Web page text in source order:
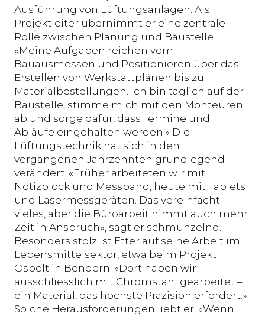
Ausführung von Lüftungsanlagen. Als
Projektleiter übernimmt er eine zentrale
Rolle zwischen Planung und Baustelle.
«Meine Aufgaben reichen vom
Bauausmessen und Positionieren über das
Erstellen von Werkstattplänen bis zu
Materialbestellungen. Ich bin täglich auf der
Baustelle, stimme mich mit den Monteuren
ab und sorge dafür, dass Termine und
Abläufe eingehalten werden.» Die
Lüftungstechnik hat sich in den
vergangenen Jahrzehnten grundlegend
verändert. «Früher arbeiteten wir mit
Notizblock und Messband, heute mit Tablets
und Lasermessgeräten. Das vereinfacht
vieles, aber die Büroarbeit nimmt auch mehr
Zeit in Anspruch», sagt er schmunzelnd.
Besonders stolz ist Etter auf seine Arbeit im
Lebensmittelsektor, etwa beim Projekt
Ospelt in Bendern. «Dort haben wir
ausschliesslich mit Chromstahl gearbeitet –
ein Material, das höchste Präzision erfordert.»
Solche Herausforderungen liebt er. «Wenn